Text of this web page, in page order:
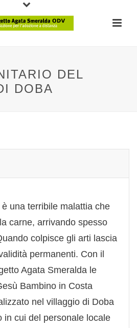
DEL
DOBA
è una terribile malattia che
carne, arrivando spesso
colpisce gli arti lascia
permanenti. Con il
Agata Smeralda le
Bambino in Costa
nel villaggio di Doba
in cui del personale locale